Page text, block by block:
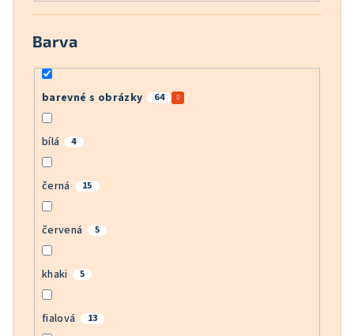
Barva
barevné s obrázky 64
bílá 4
černá 15
červená 5
khaki 5
fialová 13